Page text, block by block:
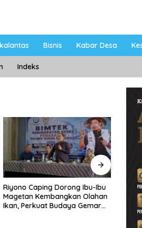
Bisnis Kabar Desa
Indeks
Riyono Caping Dorong Ibu-Ibu
Magetan Kembangkan Olahan
Ikan, Perkuat Budaya Gemar